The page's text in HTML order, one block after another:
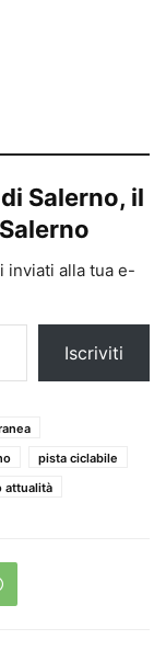
Salerno, il
inviati alla tua e-
Iscriviti
pista ciclabile
attualità